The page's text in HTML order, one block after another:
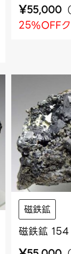
¥55,000 （
25%OFF
磁鉄鉱
磁鉄鉱